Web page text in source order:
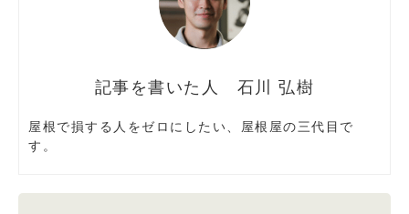
石川 弘樹
屋根で損する人をゼロにしたい、屋根屋の三代目で
す。